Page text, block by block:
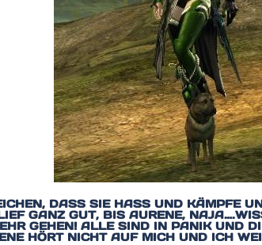
DASS SIE HASS UND KÄMPFE
GANZ GUT, BIS AURENE,
GEHEN! ALLE SIND IN PANIK UND
HÖRT NICHT AUF MICH UND ICH